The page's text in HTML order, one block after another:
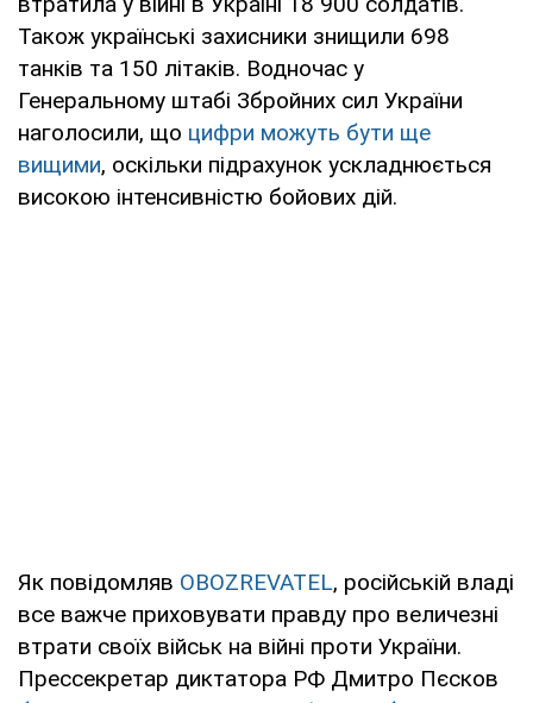
Також українські захисники знищили 698
танків та 150 літаків. Водночас у
Генеральному штабі Збройних сил України
наголосили, що цифри можуть бути ще
вищими, оскільки підрахунок ускладнюється
високою інтенсивністю бойових дій.
Як повідомляв OBOZREVATEL, російській владі
все важче приховувати правду про величезні
втрати своїх військ на війні проти України.
Прессекретар диктатора РФ Дмитро Пєсков